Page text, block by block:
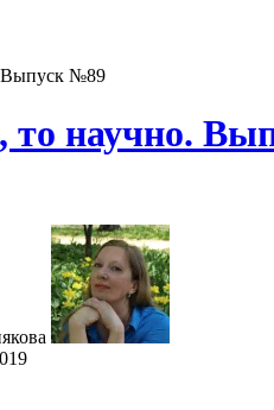
Выпуск №89
то научно.